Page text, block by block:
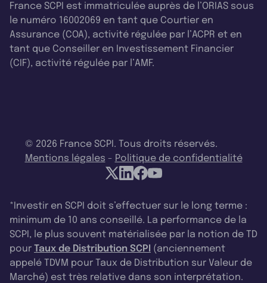
France SCPI est immatriculée auprès de l’ORIAS sous
le numéro 16002069 en tant que Courtier en
Assurance (COA), activité régulée par l’ACPR et en
tant que Conseiller en Investissement Financier
(CIF), activité régulée par l’AMF.
© 2026 France SCPI. Tous droits réservés.
Mentions légales - Politique de confidentialité
*Investir en SCPI doit s’effectuer sur le long terme :
minimum de 10 ans conseillé. La performance de la
SCPI, le plus souvent matérialisée par la notion de TD
pour Taux de Distribution SCPI (anciennement
appelé TDVM pour Taux de Distribution sur Valeur de
Marché) est très relative dans son interprétation.